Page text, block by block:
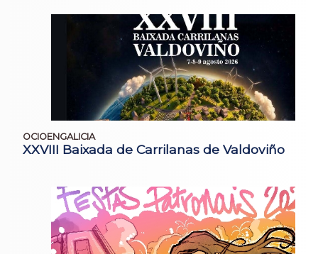
OCIOENGALICIA
XXVIII Baixada de Carrilanas de Valdoviño